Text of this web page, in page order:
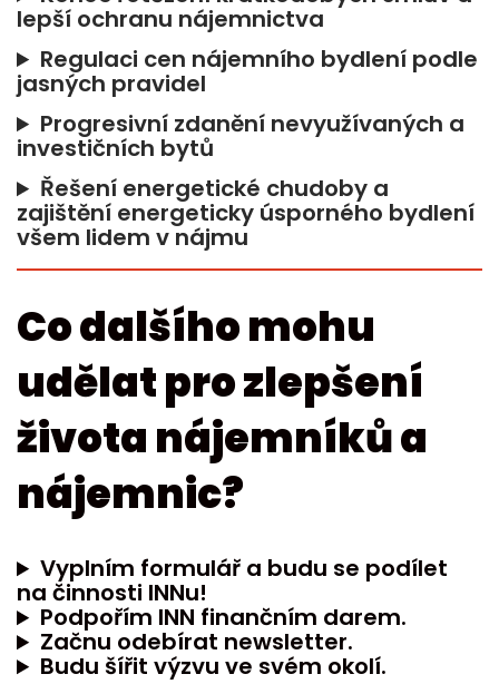
lepší ochranu nájemnictva
Regulaci cen nájemního bydlení podle
jasných pravidel
Progresivní zdanění nevyužívaných a
investičních bytů
Řešení energetické chudoby a
zajištění energeticky úsporného bydlení
všem lidem v nájmu
Co dalšího mohu
udělat pro zlepšení
života nájemníků a
nájemnic?
Vyplním formulář a budu se podílet
na činnosti INNu!
Podpořím INN finančním darem.
Začnu odebírat newsletter.
Budu šířit výzvu ve svém okolí.